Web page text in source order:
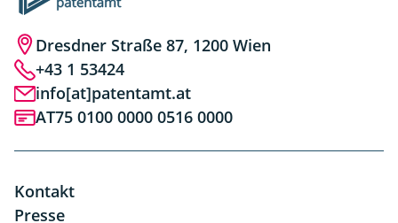
Dresdner Straße 87, 1200 Wien
+43 1 53424
info[at]patentamt.at
AT75 0100 0000 0516 0000
Kontakt
Presse